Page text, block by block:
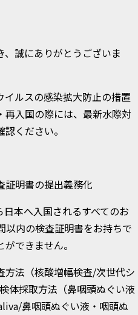
誠にありがとうございま
ルスの感染拡大防止の措置
入国の際には、最新水際対
ください。
明書の提出義務化
本へ入国されるすべてのお
以内の検査証明書をお持ちで
できません。
方法（核酸増幅検査/次世代シ
体採取方法（鼻咽頭ぬぐい液
鼻咽頭ぬぐい液・咽頭ぬ